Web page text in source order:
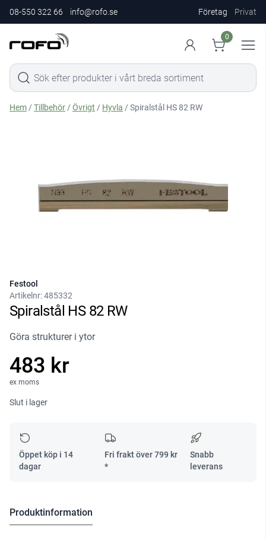
08-550 322 66 info@rofo.se Företag Privat
0
Hem /Tillbehör /Övrigt / Hyvla / Spiralstål HS 82 RW
Festool
Artikelnr:485332
Spiralstål HS 82 RW
Göra strukturer i ytor
483 kr
ex moms
Slut i lager
Öppet köp i 14
dagar
Fri frakt över799 kr
*
Snabb
leverans
Produktinformation